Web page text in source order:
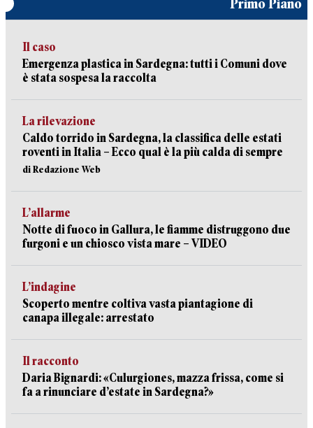
Primo Piano
Il caso
Emergenza plastica in Sardegna: tutti i Comuni dove
è stata sospesa la raccolta
La rilevazione
Caldo torrido in Sardegna, la classifica delle estati
roventi in Italia – Ecco qual è la più calda di sempre
di Redazione Web
L’allarme
Notte di fuoco in Gallura, le fiamme distruggono due
furgoni e un chiosco vista mare – VIDEO
L’indagine
Scoperto mentre coltiva vasta piantagione di
canapa illegale: arrestato
Il racconto
Daria Bignardi: «Culurgiones, mazza frissa, come si
fa a rinunciare d’estate in Sardegna?»